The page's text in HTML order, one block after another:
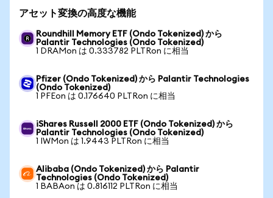
アセット変換の高度な機能
Roundhill Memory ETF (Ondo Tokenized) から
Palantir Technologies (Ondo Tokenized)
1 DRAMon は 0.333782 PLTRon に相当
Pfizer (Ondo Tokenized) から Palantir Technologies
(Ondo Tokenized)
1 PFEon は 0.176640 PLTRon に相当
iShares Russell 2000 ETF (Ondo Tokenized) から
Palantir Technologies (Ondo Tokenized)
1 IWMon は 1.9443 PLTRon に相当
Alibaba (Ondo Tokenized) から Palantir
Technologies (Ondo Tokenized)
1 BABAon は 0.816112 PLTRon に相当